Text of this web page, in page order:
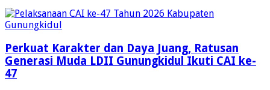
Perkuat Karakter dan Daya Juang, Ratusan
Generasi Muda LDII Gunungkidul Ikuti CAI ke-
47